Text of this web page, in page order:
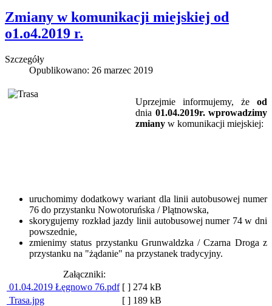
Zmiany w komunikacji miejskiej od
o1.o4.2019 r.
Szczegóły
Opublikowano: 26 marzec 2019
Uprzejmie informujemy, że od
dnia 01.04.2019r. wprowadzimy
zmiany w komunikacji miejskiej:
uruchomimy dodatkowy wariant dla linii autobusowej numer
76 do przystanku Nowotoruńska / Plątnowska,
skorygujemy rozkład jazdy linii autobusowej numer 74 w dni
powszednie,
zmienimy status przystanku Grunwaldzka / Czarna Droga z
przystanku na "żądanie" na przystanek tradycyjny.
Załączniki:
01.04.2019 Łęgnowo 76.pdf [ ] 274 kB
Trasa.jpg
[ ] 189 kB